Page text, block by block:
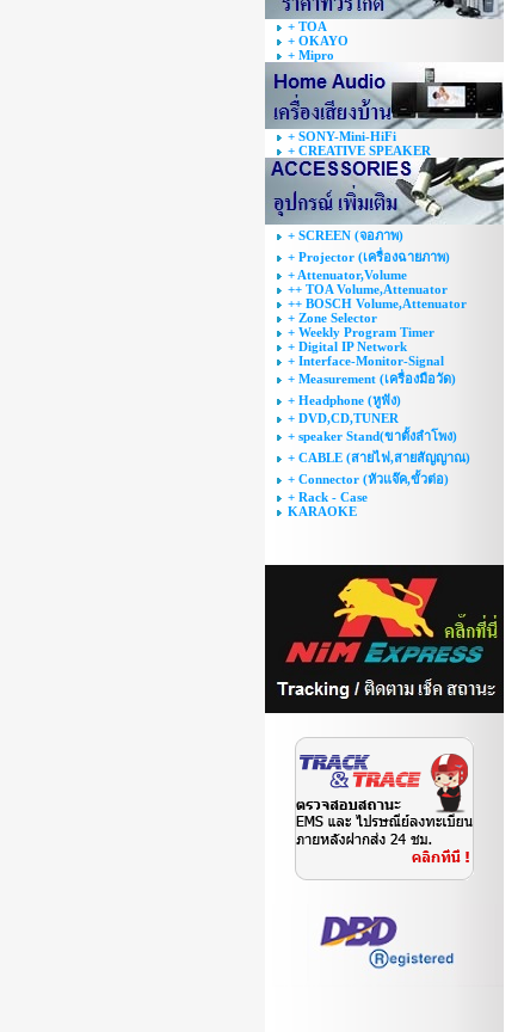
+ TOA
+ OKAYO
+ Mipro
+ SONY-Mini-HiFi
+ CREATIVE SPEAKER
+ SCREEN (จอภาพ)
+ Projector (เครื่องฉายภาพ)
+ Attenuator,Volume
++ TOA Volume,Attenuator
++ BOSCH Volume,Attenuator
+ Zone Selector
+ Weekly Program Timer
+ Digital IP Network
+ Interface-Monitor-Signal
+ Measurement (เครื่องมือวัด)
+ Headphone (หูฟัง)
+ DVD,CD,TUNER
+ speaker Stand(ขาตั้งลำโพง)
+ CABLE (สายไฟ,สายสัญญาณ)
+ Connector (หัวแจ๊ค,ขั้วต่อ)
+ Rack - Case
KARAOKE